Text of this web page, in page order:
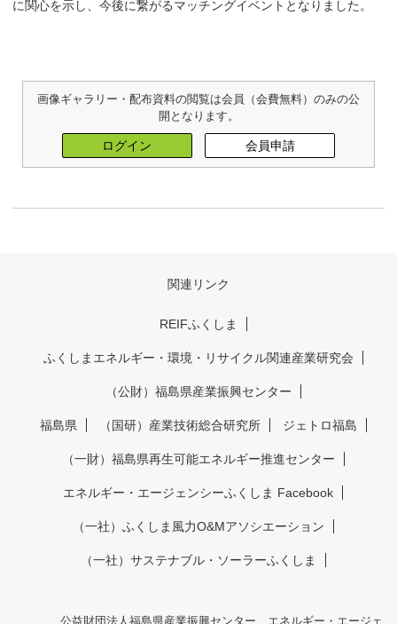
に関心を示し、今後に繋がるマッチングイベントとなりました。
画像ギャラリー・配布資料の閲覧は会員（会費無料）のみの公
開となります。
ログイン 会員申請
関連リンク
REIFふくしま
ふくしまエネルギー・環境・リサイクル関連産業研究会
（公財）福島県産業振興センター
福島県 （国研）産業技術総合研究所 ジェトロ福島
（一財）福島県再生可能エネルギー推進センター
エネルギー・エージェンシーふくしま Facebook
（一社）ふくしま風力O&Mアソシエーション
（一社）サステナブル・ソーラーふくしま
公益財団法人福島県産業振興センター エネルギー・エージェ